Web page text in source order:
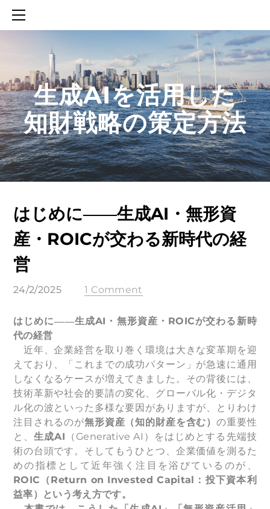
​生成AIを活用した
知財戦略の策定方法
はじめに――生成AI・無形資
産・ROICが交わる新時代の経
営
24/2/2025 1 Comment
はじめに――生成AI・無形資産・ROICが交わる新時
代の経営
近年、企業経営を取り巻く環境は大きな変革期を迎
えており、「これまでの成功パターン」が急速に通用
しなくなるケースが増えてきました。その背後には、
技術革新や社会的要請の変化、グローバル化・デジタ
ル化の波といった多様な要因がありますが、とりわけ
注目されるのが無形資産（知的財産を含む）の重要性
と、生成AI （Generative AI）をはじめとする先端技
術の台頭です。そしてもうひとつ、企業価値を測るた
めの指標として近年強く注目を浴びているのが、
ROIC（Return on Invested Capital：投下資本利
益率）という考え方です。
SERVICES
CONTACT
BLOG
知財活動のROICへの貢献
生成AIを活用した知財戦略の策定方法
生成AIとの「壁打ち」で、新たな発明を創出する方法